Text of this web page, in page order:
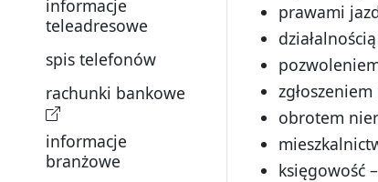
informacje
teleadresowe
spis telefonów
rachunki bankowe
informacje
branżowe
prawami
obrotem
księgowość